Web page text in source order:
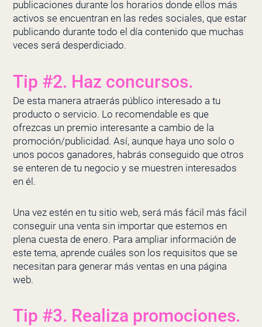
publicaciones durante los horarios donde ellos más
activos se encuentran en las redes sociales, que estar
publicando durante todo el día contenido que muchas
veces será desperdiciado.
Tip #2. Haz concursos.
De esta manera atraerás público interesado a tu
producto o servicio. Lo recomendable es que
ofrezcas un premio interesante a cambio de la
promoción/publicidad. Así, aunque haya uno solo o
unos pocos ganadores, habrás conseguido que otros
se enteren de tu negocio y se muestren interesados
en él.
Una vez estén en tu sitio web, será más fácil más fácil
conseguir una venta sin importar que estemos en
plena cuesta de enero. Para ampliar información de
este tema, aprende cuáles son los requisitos que se
necesitan para generar más ventas en una página
web.
Tip #3. Realiza promociones.